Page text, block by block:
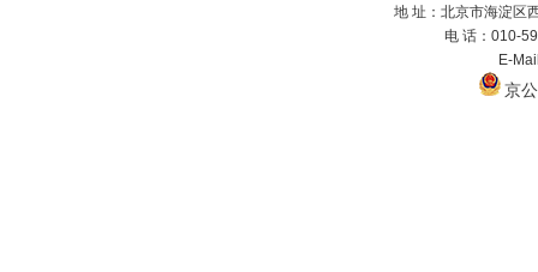
地 址：北京市海淀区
电 话：010-
E-
京